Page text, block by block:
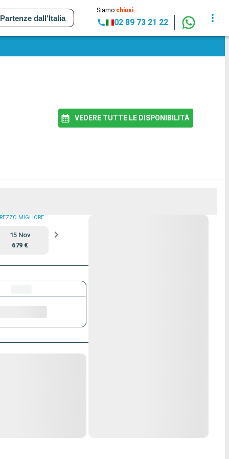
Partenze dall'Italia
Siamo chiusi
02 89 73 21 22
VEDERE TUTTE LE DISPONIBILITÀ
MIGLIORE
15 Nov
679 €